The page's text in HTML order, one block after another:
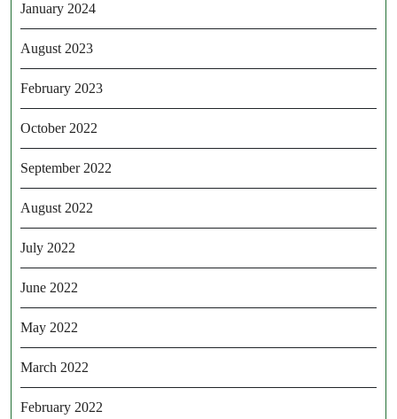
January 2024
August 2023
February 2023
October 2022
September 2022
August 2022
July 2022
June 2022
May 2022
March 2022
February 2022